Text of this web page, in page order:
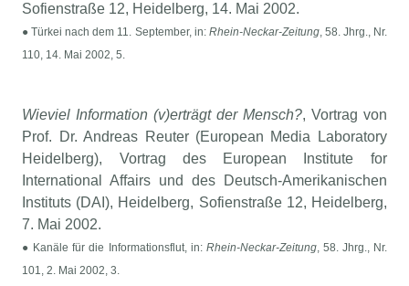
Sofienstraße 12, Heidelberg, 14. Mai 2002.
● Türkei nach dem 11. September, in: Rhein-Neckar-Zeitung, 58. Jhrg., Nr.
110, 14. Mai 2002, 5.
Wieviel Information (v)erträgt der Mensch?, Vortrag von
Prof. Dr. Andreas Reuter (European Media Laboratory
Heidelberg), Vortrag des European Institute for
International Affairs und des Deutsch-Amerikanischen
Instituts (DAI), Heidelberg, Sofienstraße 12, Heidelberg,
7. Mai 2002.
● Kanäle für die Informationsflut, in: Rhein-Neckar-Zeitung, 58. Jhrg., Nr.
101, 2. Mai 2002, 3.